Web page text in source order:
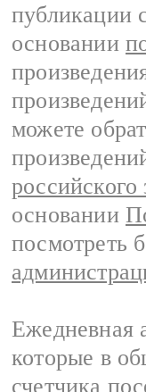
публикации
основании
можете
российского
основании
посмотреть
Ежедневная
которые в
счетчика